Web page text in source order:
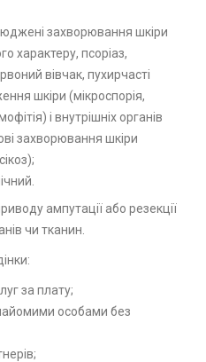
захворювання шкіри
характеру, псоріаз,
вівчак, пухирчасті
шкіри (мікроспорія,
і внутрішніх органів
захворювання шкіри
ампутації або резекції
чи тканин.
за плату;
особами без